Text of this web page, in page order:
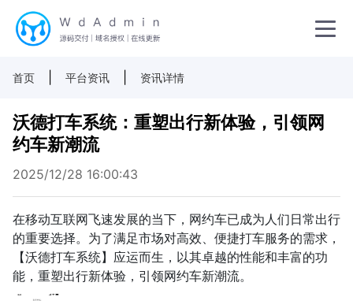
首页 平台资讯 资讯详情
沃德打车系统：重塑出行新体验，引领网
约车新潮流
2025/12/28 16:00:43
在移动互联网飞速发展的当下，网约车已成为人们日常出行
的重要选择。为了满足市场对高效、便捷打车服务的需求，
【沃德打车系统】应运而生，以其卓越的性能和丰富的功
能，重塑出行新体验，引领网约车新潮流。